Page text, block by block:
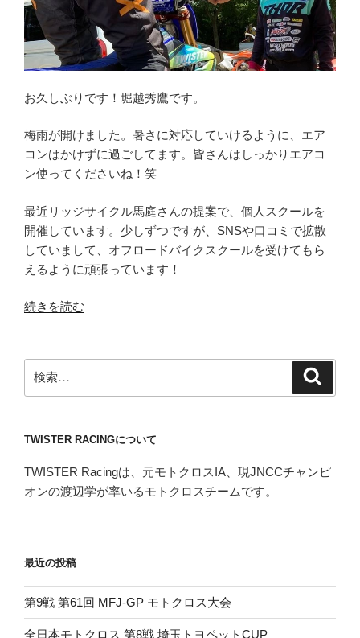
お久しぶりです！堀越秀鷹です。
梅雨が開けました。暑さに対応していけるように、エア
コンはかけずに過ごしてます。皆さんはしっかりエアコ
ン使ってくださいね！笑
最近リッジサイクル馬庭さんの提案で、個人スクールを
開催しています。少しずつですが、SNSや口コミで拡散
していまして、オフロードバイクスクールを受けてもら
えるように頑張っています！
“オ
ー
ド
ク
ク
ー
っ
ま
の
続きを読む
索:
TWISTER RACINGについて
TWISTER Racingは、元モトクロスIA、現JNCCチャンピ
オンの渡辺学が率いるモトクロスチームです。
最近の投稿
第9戦 第61回 MFJ-GP モトクロス大会
全日本モトクロス 第8戦 埼玉トヨペットCUP